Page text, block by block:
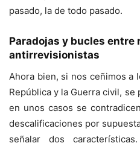
pasado, la de todo pasado.
Paradojas y bucles
antirrevisionistas
Ahora bien, si nos ceñimos a
República y la Guerra civil,
en unos casos se
descalificaciones por
señalar dos